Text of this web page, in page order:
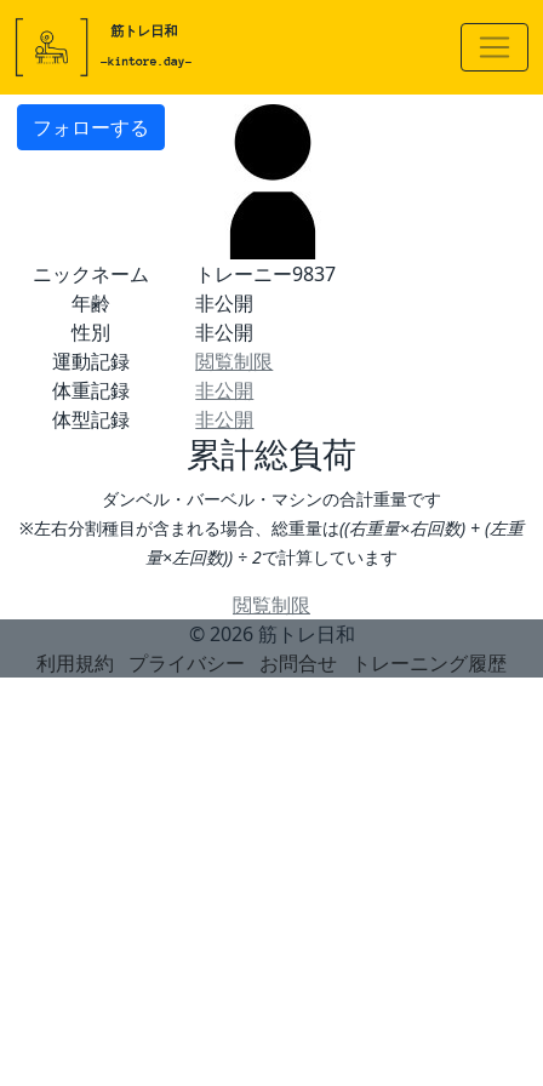
フォローする
ニックネーム
トレーニー9837
年齢
非公開
性別
非公開
運動記録
閲覧制限
体重記録
非公開
体型記録
非公開
累計総負荷
ダンベル・バーベル・マシンの合計重量です
※左右分割種目が含まれる場合、総重量は((右重量×右回数) + (左重
量×左回数)) ÷ 2で計算しています
閲覧制限
© 2026 筋トレ日和
利用規約
プライバシー お問合せ トレーニング履歴